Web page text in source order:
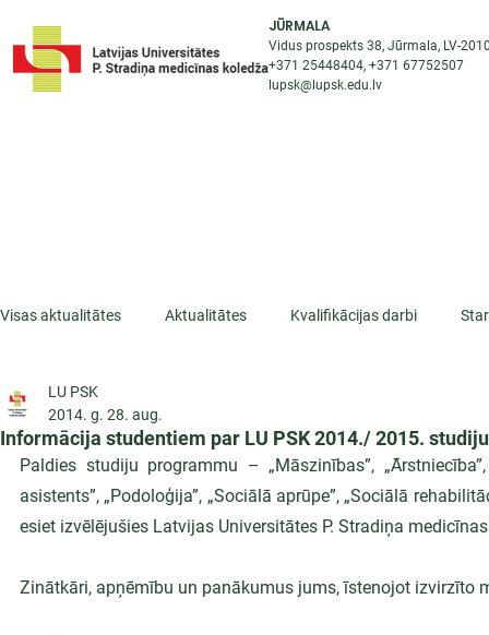
JŪRMALA
Vidus prospekts 38, Jūrmala, LV-
+371 25448404, +371 67752507
lupsk@lupsk.edu.lv
Visas aktualitātes Aktualitātes Kvalifikācijas darbi
ESF projekti
Informācija studentiem par LU PSK 2014./ 2015.
LU PSK
2014. g. 28. aug.
Paldies studiju programmu – „Māszinības”,
asistents”, „Podoloģija”, „Sociālā aprūpe”, „Sociālā
esiet izvēlējušies Latvijas Universitātes P. Stradiņa
Zinātkāri, apņēmību un panākumus jums, īstenojot izvirzīto